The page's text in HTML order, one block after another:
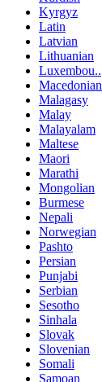
Kyrgyz
Latin
Latvian
Lithuanian
Luxembou..
Macedonian
Malagasy
Malay
Malayalam
Maltese
Maori
Marathi
Mongolian
Burmese
Nepali
Norwegian
Pashto
Persian
Punjabi
Serbian
Sesotho
Sinhala
Slovak
Slovenian
Somali
Samoan